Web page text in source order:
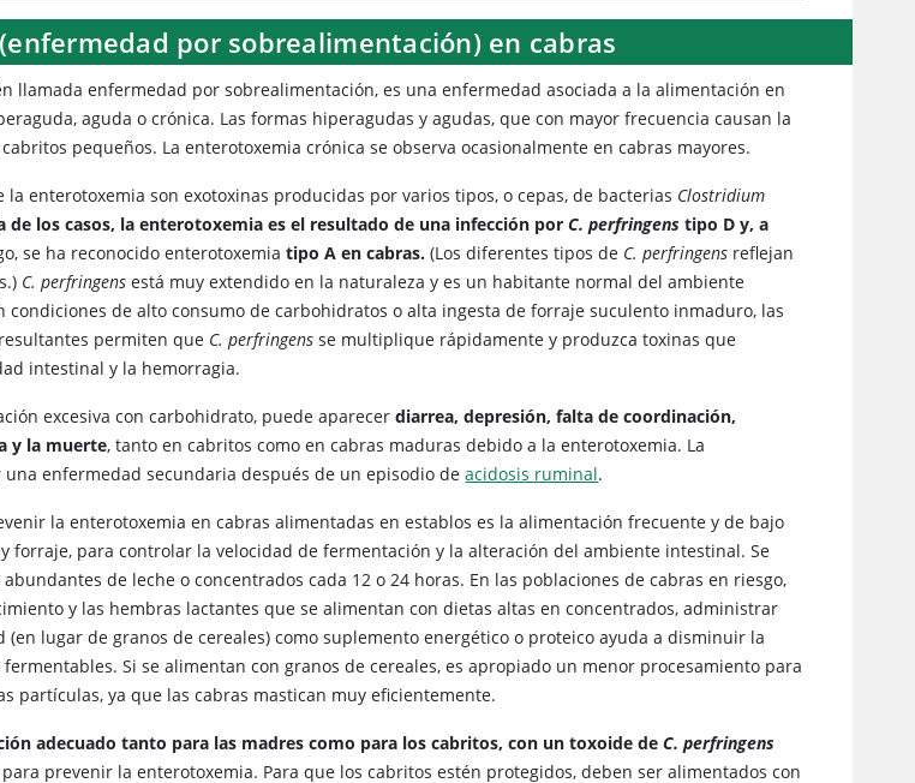
por sobrealimentación) en cabras
llamada enfermedad por sobrealimentación, es una enfermedad asociada a la alimentación en
aguda o crónica. Las formas hiperagudas y agudas, que con mayor frecuencia causan la
pequeños. La enterotoxemia crónica se observa ocasionalmente en cabras mayores.
la enterotoxemia son exotoxinas producidas por varios tipos, o cepas, de bacterias Clostridium
de los casos, la enterotoxemia es el resultado de una infección porC. perfringens tipo D y, a
se ha reconocido enterotoxemiatipo A en cabras. (Los diferentes tipos de C. perfringens reflejan
C. perfringens está muy extendido en la naturaleza y es un habitante normal del ambiente
condiciones de alto consumo de carbohidratos o alta ingesta de forraje suculento inmaduro, las
permiten que C. perfringens se multiplique rápidamente y produzca toxinas que
intestinal y la hemorragia.
excesiva con carbohidrato, puede aparecerdiarrea, depresión, falta de coordinación,
y la muerte, tanto en cabritos como en cabras maduras debido a la enterotoxemia. La
enfermedad secundaria después de un episodio deacidosis ruminal.
la enterotoxemia en cabras alimentadas en establos es la alimentación frecuente y de bajo
forraje, para controlar la velocidad de fermentación y la alteración del ambiente intestinal. Se
de leche o concentrados cada 12 o 24 horas. En las poblaciones de cabras en riesgo,
y las hembras lactantes que se alimentan con dietas altas en concentrados, administrar
lugar de granos de cereales) como suplemento energético o proteico ayuda a disminuir la
Si se alimentan con granos de cereales, es apropiado un menor procesamiento para
partículas, ya que las cabras mastican muy eficientemente.
adecuado tanto para las madres como para los cabritos, con un toxoide deC. perfringens
prevenir la enterotoxemia. Para que los cabritos estén protegidos, deben ser alimentados con